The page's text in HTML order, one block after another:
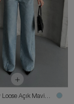
Kadın Baggy Loose Açık Mavi Jean